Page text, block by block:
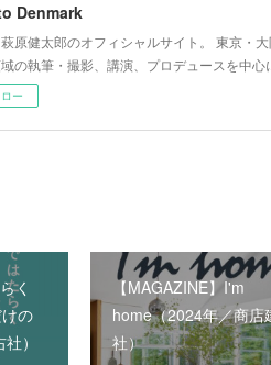
Denmark
原健太郎のオフィシャルサイト。 東京・
の執筆・撮影、講演、プロデュースを中心
ー
く
の
）
【MAGAZINE】I'm
home（2024年／商店
社）